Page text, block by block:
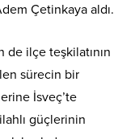
Çetinkaya aldı.
de ilçe teşkilatının
sürecin bir
İsveç’te
güçlerinin